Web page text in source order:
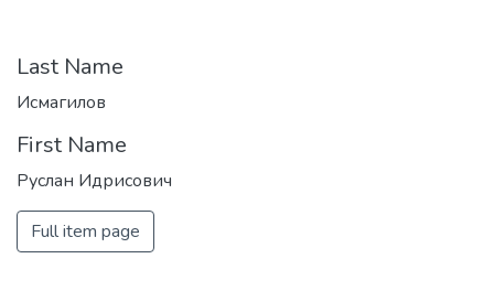
народнохозяйственного
прогнозирования (ИНП РАН), создание
Last Name
Исмагилов
First Name
Руслан Идрисович
Full item page